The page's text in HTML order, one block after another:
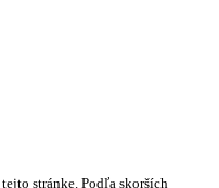
tejto stránke. Podľa skorších